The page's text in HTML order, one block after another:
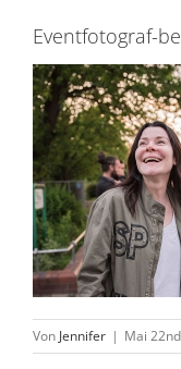
Eventfotograf-
Von Jennifer | Mai